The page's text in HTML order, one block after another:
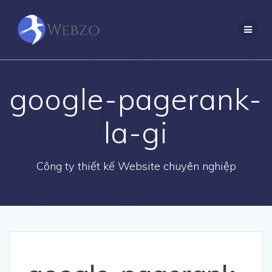
google-pagerank-
la-gi
Công ty thiết kế Website chuyên nghiệp